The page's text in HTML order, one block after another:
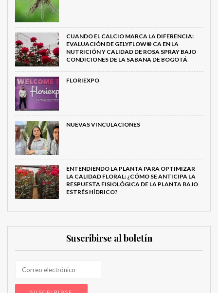
CUANDO EL CALCIO MARCA LA DIFERENCIA:
EVALUACIÓN DE GELYFLOW® CA EN LA
NUTRICIÓN Y CALIDAD DE ROSA SPRAY BAJO
CONDICIONES DE LA SABANA DE BOGOTÁ
FLORIEXPO
NUEVAS VINCULACIONES
ENTENDIENDO LA PLANTA PARA OPTIMIZAR
LA CALIDAD FLORAL: ¿CÓMO SE ANTICIPA LA
RESPUESTA FISIOLÓGICA DE LA PLANTA BAJO
ESTRÉS HÍDRICO?
Suscribirse al boletín